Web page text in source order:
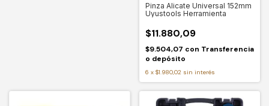
Pinza Alicate Universal 152mm
Uyustools Herramienta
$11.880,09
$9.504,07 con Transferencia
o depósito
6 x $1.980,02 sin interés